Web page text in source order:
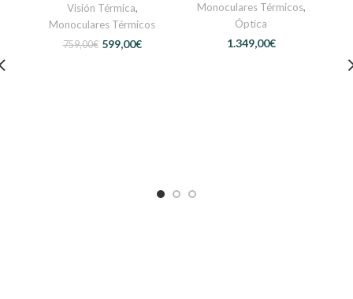
Visión Térmica,
Monoculares Térmicos
759,00€ 599,00€
Monoculares Térmicos,
Óptica
€